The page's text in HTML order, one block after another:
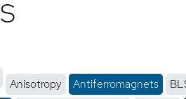
Anisotropy Antiferromagnets